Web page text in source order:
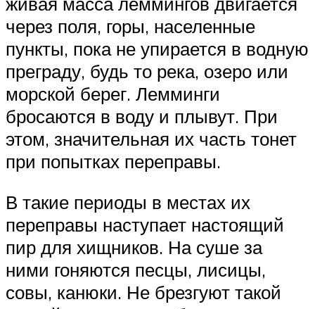
через поля, горы, населенные
пункты, пока не упирается в водную
преграду, будь то река, озеро или
морской берег. Лемминги
бросаются в воду и плывут. При
этом, значительная их часть тонет
при попытках переправы.
В такие периоды в местах их
переправы наступает настоящий
пир для хищников. На суше за
ними гоняются песцы, лисицы,
совы, канюки. Не брезгуют такой